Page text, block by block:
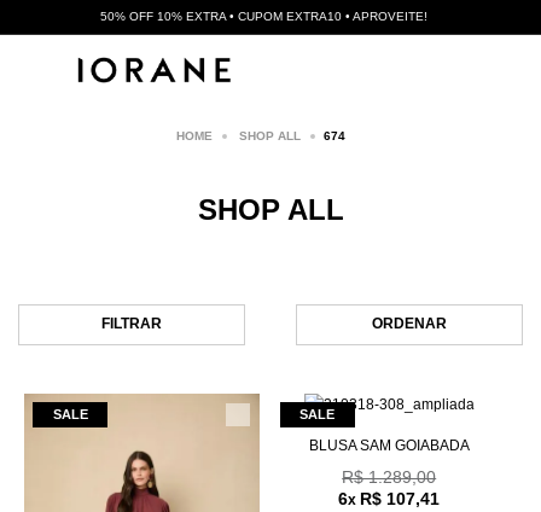
50% OFF 10% EXTRA • CUPOM EXTRA10 • APROVEITE!
SHOP ALL 674
SHOP ALL
FILTRAR ORDENAR
BLUSA SAM GOIABADA
R$ 1.289,00
6x R$ 107,41